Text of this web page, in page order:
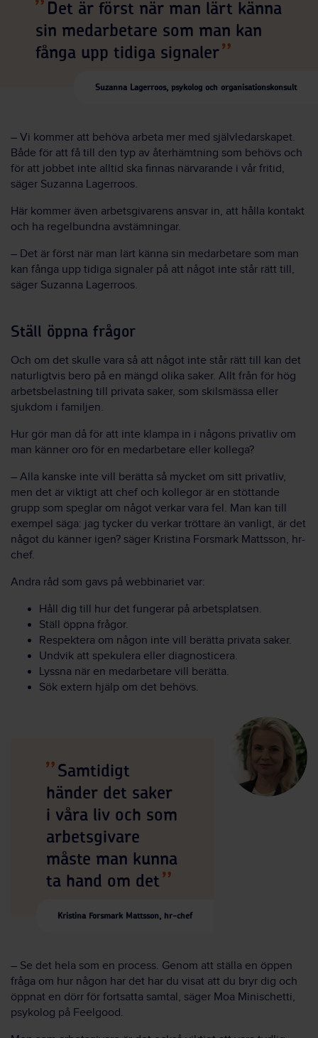
Det är först när man lärt känna
sin medarbetare som man kan
fånga upp tidiga signaler
Suzanna Lagerroos, psykolog och organisationskonsult
– Vi kommer att behöva arbeta mer med självledarskapet.
Både för att få till den typ av återhämtning som behövs och
för att jobbet inte alltid ska finnas närvarande i vår fritid,
säger Suzanna Lagerroos.
Här kommer även arbetsgivarens ansvar in, att hålla kontakt
och ha regelbundna avstämningar.
– Det är först när man lärt känna sin medarbetare som man
kan fånga upp tidiga signaler på att något inte står rätt till,
säger Suzanna Lagerroos.
Ställ öppna frågor
Och om det skulle vara så att något inte står rätt till kan det
naturligtvis bero på en mängd olika saker. Allt från för hög
arbetsbelastning till privata saker, som skilsmässa eller
sjukdom i familjen.
Hur gör man då för att inte klampa in i någons privatliv om
man känner oro för en medarbetare eller kollega?
– Alla kanske inte vill berätta så mycket om sitt privatliv,
men det är viktigt att chef och kollegor är en stöttande
grupp som speglar om något verkar vara fel. Man kan till
exempel säga: jag tycker du verkar tröttare än vanligt, är det
något du känner igen? säger Kristina Forsmark Mattsson, hr-
chef.
Andra råd som gavs på webbinariet var:
Håll dig till hur det fungerar på arbetsplatsen.
Ställ öppna frågor.
Respektera om någon inte vill berätta privata saker.
Undvik att spekulera eller diagnosticera.
Lyssna när en medarbetare vill berätta.
Sök extern hjälp om det behövs.
Samtidigt
händer det saker
i våra liv och som
arbetsgivare
måste man kunna
ta hand om det
Kristina Forsmark Mattsson, hr-chef
– Se det hela som en process. Genom att ställa en öppen
fråga om hur någon har det har du visat att du bryr dig och
öppnat en dörr för fortsatta samtal, säger Moa Minischetti,
psykolog på Feelgood.